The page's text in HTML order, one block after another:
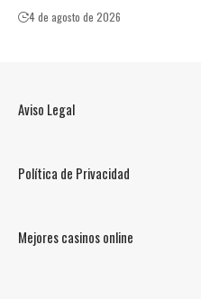
4 de agosto de 2026
Aviso Legal
Política de Privacidad
Mejores casinos online